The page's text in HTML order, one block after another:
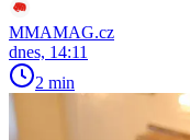
MMAMAG.cz
dnes, 14:11
2 min